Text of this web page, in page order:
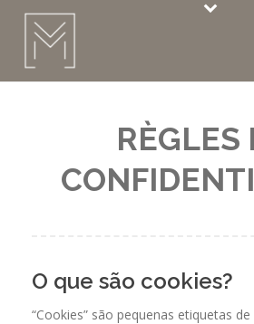
RÈGLES
O que são cookies?
“Cookies” são pequenas etiquetas